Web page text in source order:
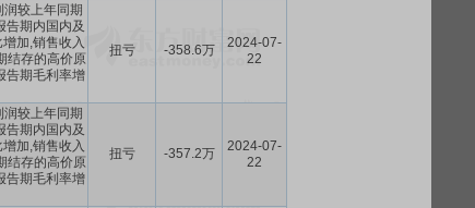
较上年同期
告期内国内及
加,销售收入
结存的高价原
告期毛利率增
扭亏 -358.6万
2024-07-
22
润较上年同期
告期内国内及
增加,销售收入
结存的高价原
告期毛利率增
扭亏 -357.2万
2024-07-
22